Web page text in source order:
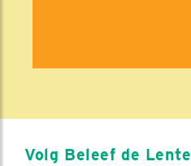
Volg Beleef de Lente